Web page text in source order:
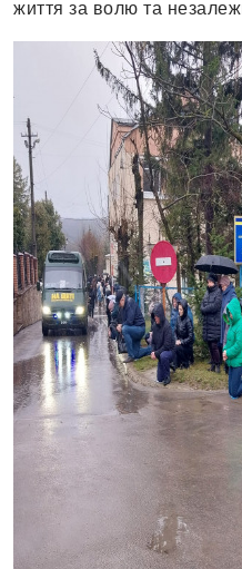
життя за волю та